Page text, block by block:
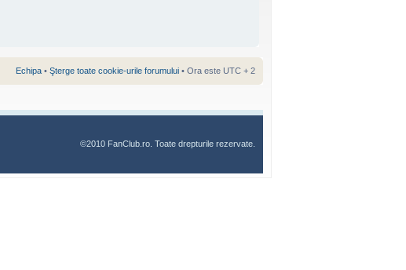
Echipa • Şterge toate cookie-urile forumului • Ora este UTC + 2
©2010 FanClub.ro. Toate drepturile rezervate.